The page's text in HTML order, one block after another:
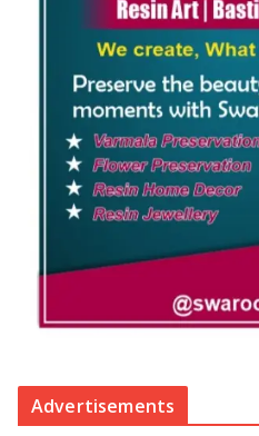
Advertisements